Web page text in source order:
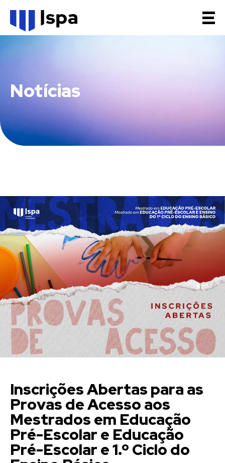
Notícias
Inscrições Abertas para as
Provas de Acesso aos
Mestrados em Educação
Pré-Escolar e Educação
Pré-Escolar e 1.º Ciclo do